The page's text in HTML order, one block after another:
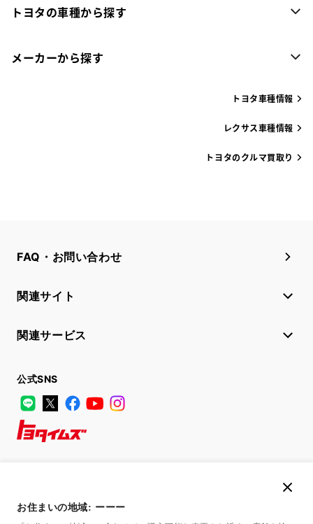
お住まいの地域: ーーー
トヨタの車種から探す
メーカーから探す
トヨタ車種情報
レクサス車種情報
トヨタのクルマ買取り
FAQ・お問い合わせ
関連サイト
関連サービス
公式SNS
LINE
X FacebookYouTube
登録はこちら